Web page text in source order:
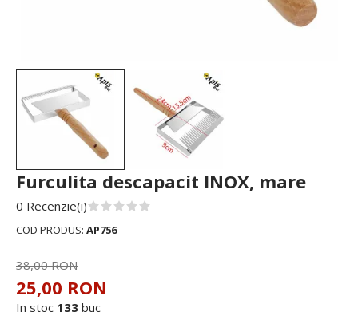
Furculita descapacit INOX, mare
0 Recenzie(i)
COD PRODUS: AP756
38,00 RON
25,00 RON
In stoc 133 buc